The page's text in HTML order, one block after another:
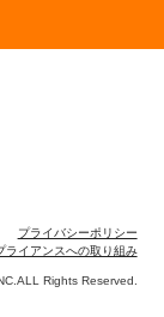
プライバシーポリシー
ライアンスへの取り組み
Rights Reserved.